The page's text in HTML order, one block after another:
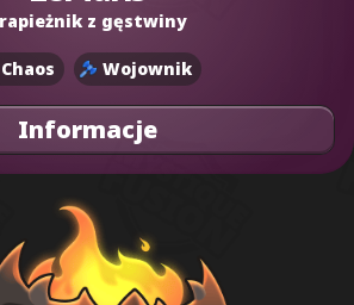
z gęstwiny
Chaos Wojownik
Informacje